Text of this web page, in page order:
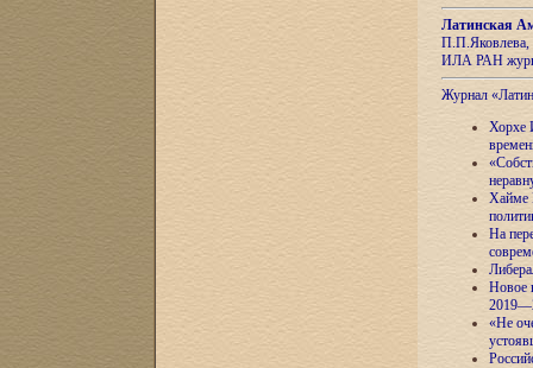
Латинская
П.П.Яковлева,
ИЛА РАН
Журнал
Хорхе
Хайме
На
Новое
«Не